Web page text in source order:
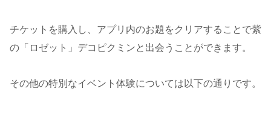
チケットを購入し、アプリ内のお題をクリアすることで紫
の「ロゼット」デコピクミンと出会うことができます。
その他の特別なイベント体験については以下の通りです。